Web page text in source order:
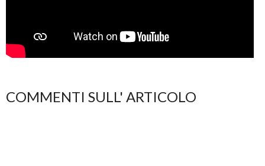
COMMENTI SULL' ARTICOLO